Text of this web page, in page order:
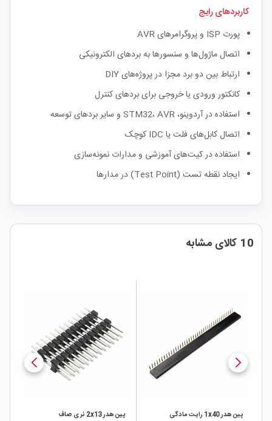
کاربردهای رایج
پورت ISP و پروگرامرهای AVR
اتصال ماژول‌ها و سنسورها به بردهای الکترونیکی
ارتباط بین دو برد مجزا در پروژه‌های DIY
کانکتور ورودی یا خروجی برای بردهای کنترل
استفاده در آردوینو، STM32، AVR و سایر بردهای توسعه
اتصال کابل‌های فلت یا IDC کوچک
استفاده در کیت‌های آموزشی و مدارات نمونه‌سازی
ایجاد نقطه تست (Test Point) در مدارها
10 کالای مشابه
پین هدر 1x40 رایت مادگی پین هدر 2x13 نری صاف